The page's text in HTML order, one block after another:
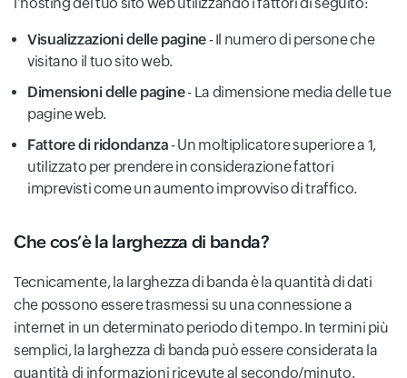
Visualizzazioni delle pagine- Il numero di persone che
visitano il tuo sito web.
Dimensioni delle pagine- La dimensione media delle tue
pagine web.
Fattore di ridondanza - Un moltiplicatore superiore a 1,
utilizzato per prendere in considerazione fattori
imprevisti come un aumento improvviso di traffico.
Che cos’è la larghezza di banda?
Tecnicamente, la larghezza di banda è la quantità di dati
che possono essere trasmessi su una connessione a
internet in un determinato periodo di tempo. In termini più
semplici, la larghezza di banda può essere considerata la
quantità di informazioni ricevute al secondo/minuto.